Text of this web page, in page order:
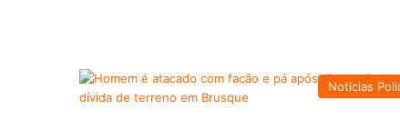
Notícias